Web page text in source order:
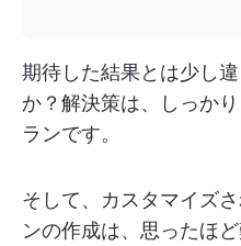
期待した結果とは少し
か？解決策は、しっか
ランです。
そして、カスタマイズ
ンの作成は、思ったほ